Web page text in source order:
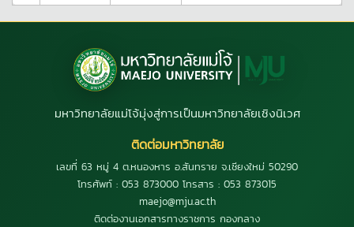
มหาวิทยาลัยแม่โจ้มุ่งสู่การเป็นมหาวิทยาลัยเชิงนิเวศ
ติดต่อมหาวิทยาลัย
เลขที่ 63 หมู่ 4 ต.หนองหาร อ.สันทราย จ.เชียงใหม่ 50290
โทรศัพท์ : 053 873000 โทรสาร : 053 873015
maejo@mju.ac.th
ติดต่องานเอกสารทางราชการ กองกลาง